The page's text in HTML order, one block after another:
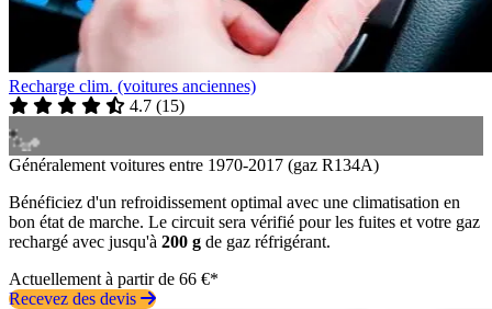
Recharge clim. (voitures anciennes)
4.7 (15)
Généralement voitures entre 1970-2017 (gaz R134A)
Bénéficiez d'un refroidissement optimal avec une climatisation en
bon état de marche. Le circuit sera vérifié pour les fuites et votre gaz
rechargé avec jusqu'à 200 g de gaz réfrigérant.
Actuellement à partir de 66 €*
Recevez des devis